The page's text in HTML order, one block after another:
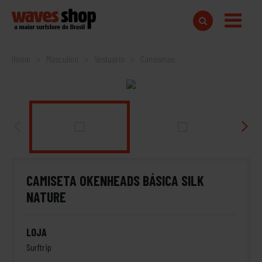
Home Camisetas
CAMISETA OKENHEADS BÁSICA SILK
NATURE
LOJA
Surftrip